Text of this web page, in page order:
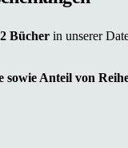
Bücher in unserer
Anteil von